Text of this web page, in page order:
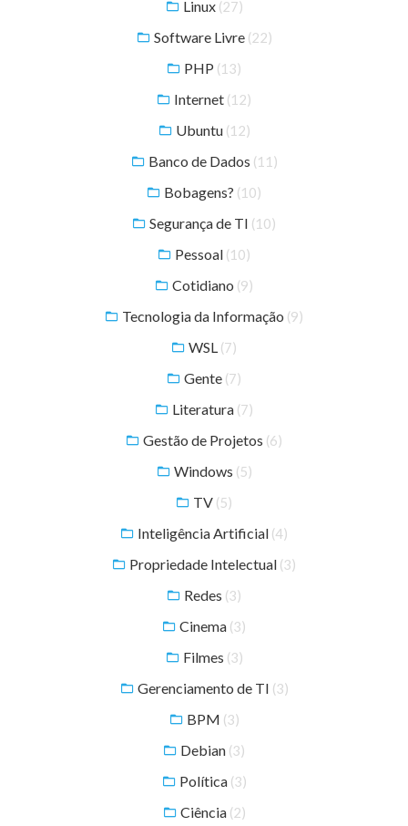
Linux (27)
Software Livre (22)
PHP (13)
Internet (12)
Ubuntu (12)
Banco de Dados (11)
Bobagens? (10)
Segurança de TI (10)
Pessoal (10)
Cotidiano (9)
Tecnologia da Informação (9)
WSL (7)
Gente (7)
Literatura (7)
Gestão de Projetos (6)
Windows (5)
TV (5)
Inteligência Artificial (4)
Propriedade Intelectual (3)
Redes (3)
Cinema (3)
Filmes (3)
Gerenciamento de TI (3)
BPM (3)
Debian (3)
Política (3)
Ciência (2)